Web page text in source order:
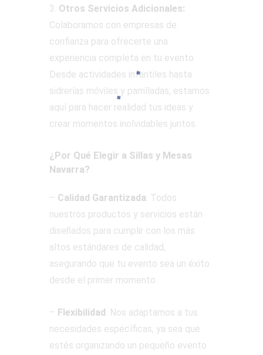
3. Otros Servicios Adicionales:
Colaboramos con empresas de
confianza para ofrecerte una
experiencia completa en tu evento.
Desde actividades infantiles hasta
sidrerías móviles y parrilladas, estamos
aquí para hacer realidad tus ideas y
crear momentos inolvidables juntos.
¿Por Qué Elegir a Sillas y Mesas
Navarra?
– Calidad Garantizada: Todos
nuestros productos y servicios están
diseñados para cumplir con los más
altos estándares de calidad,
asegurando que tu evento sea un éxito
desde el primer momento.
– Flexibilidad: Nos adaptamos a tus
necesidades específicas, ya sea que
estés organizando un pequeño evento